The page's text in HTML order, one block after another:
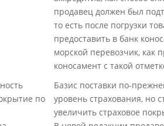
продавец должен был
то есть после погрузки
предоставить в банк
морской перевозчик, как
коносамент с такой
по
Базис поставки по-
уровень страхования, но
увеличить страховое